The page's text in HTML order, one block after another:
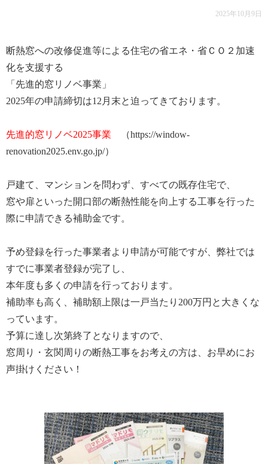
2025年10月9日
断熱窓への改修促進等による住宅の省エネ・省ＣＯ２加速
化を支援する
「先進的窓リノベ事業」
2025年の申請締切は12月末と迫ってきております。
先進的窓リノベ2025事業 （https://window-
renovation2025.env.go.jp/）
戸建て、マンションを問わず、すべての既存住宅で、
窓や扉といった開口部の断熱性能を向上する工事を行った
際に申請できる補助金です。
予め登録を行った事業者より申請が可能ですが、弊社では
すでに事業者登録が完了し、
本年度も多くの申請を行っております。
補助率も高く、補助額上限は一戸当たり200万円と大きくな
っています。
予算に達し次第終了となりますので、
窓周り・玄関周りの断熱工事をお考えの方は、お早めにお
声掛けください！